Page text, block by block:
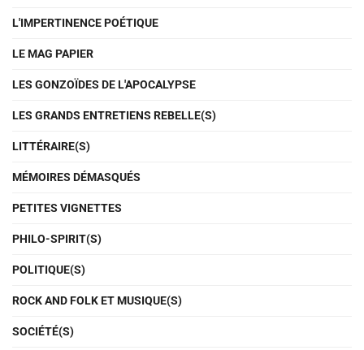
L'IMPERTINENCE POÉTIQUE
LE MAG PAPIER
LES GONZOÏDES DE L'APOCALYPSE
LES GRANDS ENTRETIENS REBELLE(S)
LITTÉRAIRE(S)
MÉMOIRES DÉMASQUÉS
PETITES VIGNETTES
PHILO-SPIRIT(S)
POLITIQUE(S)
ROCK AND FOLK ET MUSIQUE(S)
SOCIÉTÉ(S)